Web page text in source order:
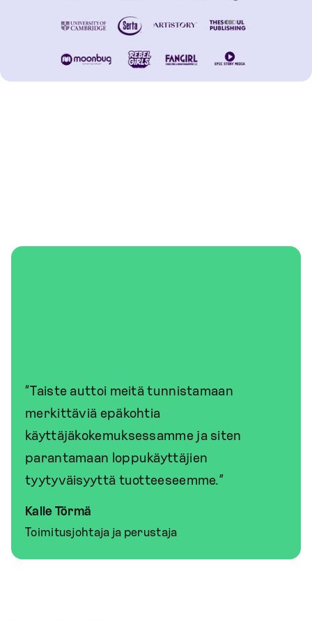
“Taiste auttoi meitä tunnistamaan
merkittäviä epäkohtia
käyttäjäkokemuksessamme ja siten
parantamaan loppukäyttäjien
tyytyväisyyttä tuotteeseemme.”
Kalle Törmä
Toimitusjohtaja ja perustaja